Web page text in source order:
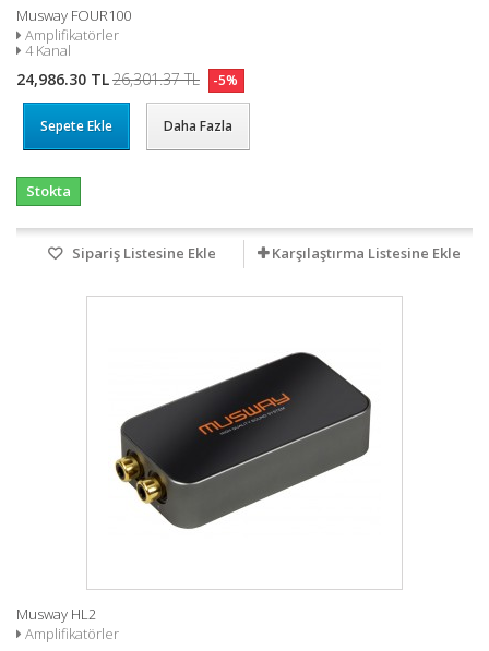
Musway FOUR100
Amplifikatörler
4 Kanal
24,986.30 TL26,301.37 TL -5%
Sepete Ekle Daha Fazla
Stokta
Sipariş Listesine Ekle Karşılaştırma Listesine Ekle
Musway HL2
Amplifikatörler